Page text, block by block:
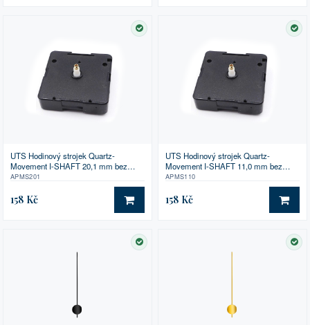
SKLADEM
UTS Hodinový strojek Quartz-
Movement I-SHAFT 20,1 mm bez
příslušenství
APMS201
158 Kč DO KOŠÍKU
UTS Hodinový strojek Quartz-
Movement I-SHAFT 11,0 mm bez
příslušenství
APMS110
158 Kč DO
SKLADEM